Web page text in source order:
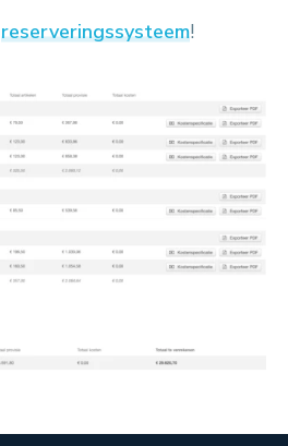
reserveringssysteem!